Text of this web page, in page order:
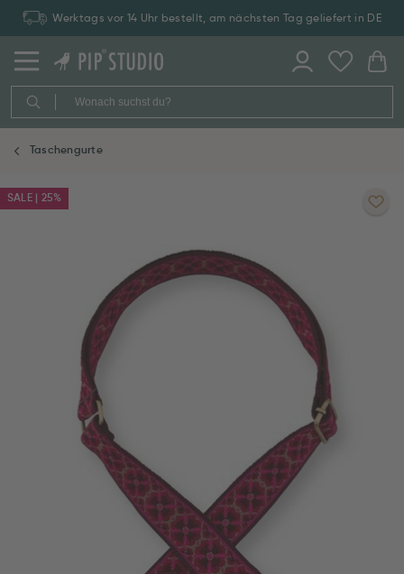
Werktags vor 14 Uhr bestellt, am nächsten Tag geliefert in DE
Taschengurte
SALE | 25%